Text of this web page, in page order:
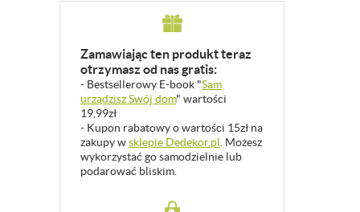
Zamawiając ten produkt teraz
otrzymasz od nas gratis:
- Bestsellerowy E-book "Sam
urządzisz Swój dom" wartości
19,99zł
- Kupon rabatowy o wartości 15zł na
zakupy wsklepie Dedekor.pl. Możesz
wykorzystać go samodzielnie lub
podarować bliskim.